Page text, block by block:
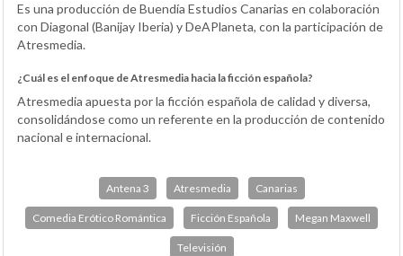
Es una producción de Buendía Estudios Canarias en colaboración
con Diagonal (Banijay Iberia) y DeAPlaneta, con la participación de
Atresmedia.
¿Cuál es el enfoque de Atresmedia hacia la ficción española?
Atresmedia apuesta por la ficción española de calidad y diversa,
consolidándose como un referente en la producción de contenido
nacional e internacional.
Antena 3 Atresmedia Canarias
Comedia Erótico Romántica Ficción Española Megan Maxwell
Televisión